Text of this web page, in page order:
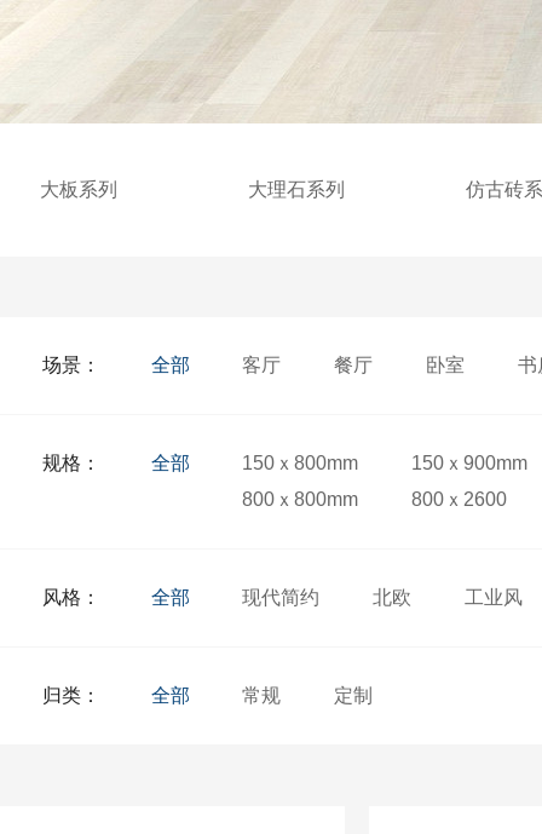
大板系列 大理石系列 仿古砖
场景： 全部 客厅 餐厅 卧室 书
规格： 全部 150ｘ800mm
150ｘ900mm
800ｘ800mm
800ｘ2600
风格： 全部 现代简约 北欧 工业风
归类： 全部 常规 定制